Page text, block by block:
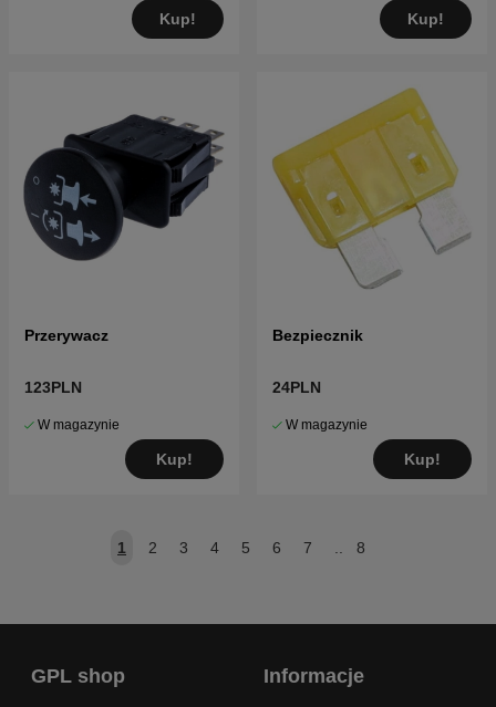
Kup! Kup!
Przerywacz
123PLN
W magazynie
Kup!
Bezpiecznik
24PLN
W magazynie
Kup!
1 2 3 4 5 6 7 .. 8
GPL shop Informacje